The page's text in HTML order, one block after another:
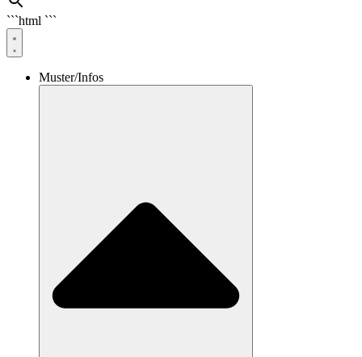
```html ```
Muster/Infos